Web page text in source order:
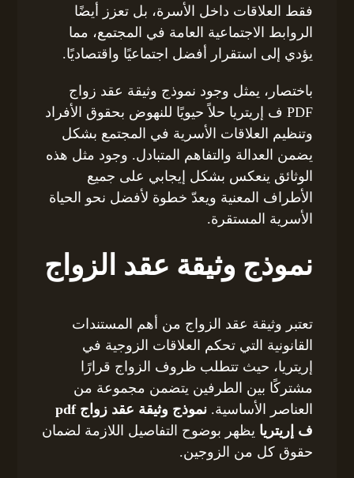
فقط العلاقات داخل الأسرة، بل تعزز أيضًا
الروابط الاجتماعية العامة في المجتمع، مما
يؤدي إلى استقرار أفضل اجتماعيًا واقتصاديًا.
باختصار، يمثل وجود نموذج وثيقة عقد زواج
PDF ف إريتريا حلاً حيويًا للنهوض بحقوق الأفراد
وتنظيم العلاقات الأسرية في المجتمع بشكل
يضمن العدالة والتفاهم المتبادل. وجود مثل هذه
الوثائق ينعكس بشكل إيجابي على جميع
الأطراف المعنية ويعدّ خطوة لأفضل نحو الحياة
الأسرية المستقرة.
نموذج وثيقة عقد الزواج
تعتبر وثيقة عقد الزواج من أهم المستندات
القانونية التي تحكم العلاقات الزوجية في
إريتريا، حيث تتطلب ظروف الزواج قرارًا
مشتركًا بين الطرفين يتضمن مجموعة من
العناصر الأساسية.
نموذج وثيقة عقد زواج pdf
ف إريتريا يظهر بوضوح التفاصيل اللازمة لضمان
حقوق كل من الزوجين.